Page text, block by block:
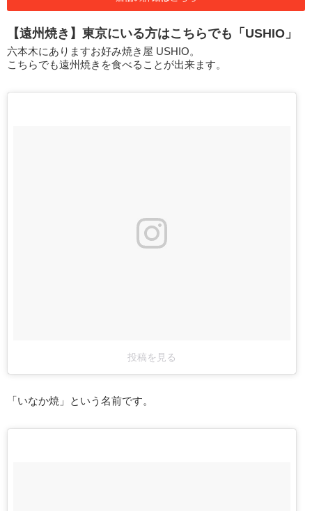
【遠州焼き】東京にいる方はこちらでも「USHIO」
六本木にありますお好み焼き屋 USHIO。
こちらでも遠州焼きを食べることが出来ます。
投稿を見る
「いなか焼」という名前です。